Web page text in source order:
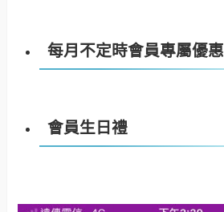
每月不定時會員專屬優惠
會員生日禮